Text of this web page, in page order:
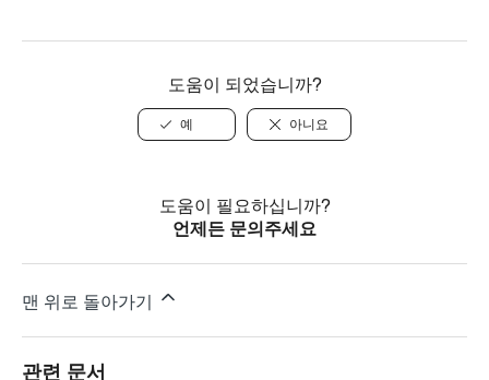
도움이 되었습니까?
예 아니요
도움이 필요하십니까?
언제든 문의주세요
맨 위로 돌아가기
관련 문서